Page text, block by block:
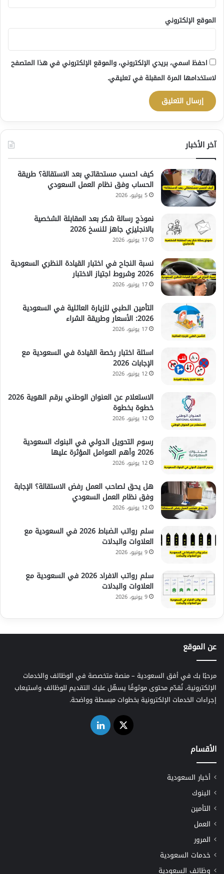
الموقع الإلكتروني
احفظ اسمي، بريدي الإلكتروني، والموقع الإلكتروني في هذا المتصفح
لاستخدامها المرة المقبلة في تعليقي.
آخر الأخبار
كيف احسب مستحقاتي بعد الاستقالة؟ طريقة
الحساب وفق نظام العمل السعودي
5 يوليو، 2026
نموذج رسالة شكر بعد المقابلة الشخصية
بالانجليزي جاهز للنسخ 2026
17 يونيو، 2026
نسبة النجاح في اختبار القيادة النظري السعودية
2026 وشروط اجتياز الاختبار
17 يونيو، 2026
التأمين الطبي للزيارة العائلية في السعودية
2026: الأسعار وطريقة الشراء
17 يونيو، 2026
اسئلة اختبار رخصة القيادة في السعودية مع
الإجابات 2026
12 يونيو، 2026
الاستعلام عن العنوان الوطني برقم الهوية 2026
خطوة بخطوة
12 يونيو، 2026
رسوم التحويل الدولي في البنوك السعودية
2026 وأهم العوامل المؤثرة عليها
12 يونيو، 2026
هل يحق لصاحب العمل رفض الاستقالة؟ الإجابة
وفق نظام العمل السعودي
12 يونيو، 2026
سلم رواتب الضباط 2026 في السعودية مع
العلاوات والبدلات
9 يونيو، 2026
سلم رواتب الافراد 2026 في السعودية مع
العلاوات والبدلات
9 يونيو، 2026
عن الموقع
مرحبًا بك في أفق السعودية – منصة متخصصة في الوظائف والخدمات
الإلكترونية، نُقدّم محتوى موثوقًا يسهّل عليك التقديم للوظائف واستيعاب
إجراءات الخدمات الإلكترونية بخطوات مبسطة وواضحة.
‫X لينكدإن
الأقسام
أخبار السعودية
البنوك
التأمين
العمل
المرور
خدمات السعودية
وظائف السعودية